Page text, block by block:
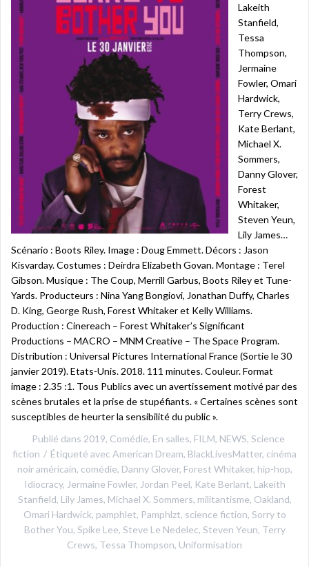
Lakeith
Stanfield,
Tessa
Thompson,
Jermaine
Fowler, Omari
Hardwick,
Terry Crews,
Kate Berlant,
Michael X.
Sommers,
Danny Glover,
Forest
Whitaker,
Steven Yeun,
Lily James…
Scénario : Boots Riley. Image : Doug Emmett. Décors : Jason
Kisvarday. Costumes : Deirdra Elizabeth Govan. Montage : Terel
Gibson. Musique : The Coup, Merrill Garbus, Boots Riley et Tune-
Yards. Producteurs : Nina Yang Bongiovi, Jonathan Duffy, Charles
D. King, George Rush, Forest Whitaker et Kelly Williams.
Production : Cinereach – Forest Whitaker’s Significant
Productions – MACRO – MNM Creative – The Space Program.
Distribution : Universal Pictures International France (Sortie le 30
janvier 2019). Etats-Unis. 2018. 111 minutes. Couleur. Format
image : 2.35 :1. Tous Publics avec un avertissement motivé par des
scènes brutales et la prise de stupéfiants. « Certaines scènes sont
susceptibles de heurter la sensibilité du public ».
Publié dans 2019, Comédie, En salles, FILM, NEWS, Science
fiction
Étiqueté avec American Dream, BlackLivesMatter, cinéma
noir américain, comédie, Danny Glover, Forest Whitaker, hip-hop,
Idiocracy, Jermaine Fowler, Jordan Peel, Kate Berlant, Lakeith
Stanfield, Lily James, Michael X. Sommers, militantisme, Oakland,
Omari Hardwick, pamphlet, Pamphlzt, science fiction, Sorry to
Bother You, Spike Lee, Steve Le Nedelec, Steven Yeun, Terry
Crews, Tessa Thompson, Uniformisation